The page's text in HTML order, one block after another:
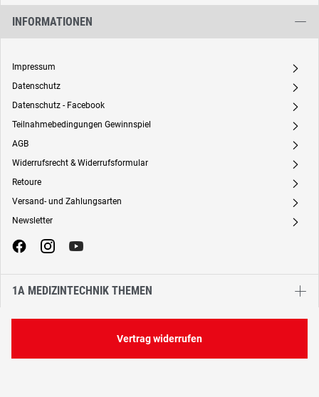
INFORMATIONEN
Impressum A
Datenschutz A
Datenschutz - Facebook A
Teilnahmebedingungen Gewinnspiel A
AGB A
Widerrufsrecht & Widerrufsformular A
Retoure A
Versand- und Zahlungsarten A
Newsletter A
1A MEDIZINTECHNIK THEMEN
Vertrag widerrufen